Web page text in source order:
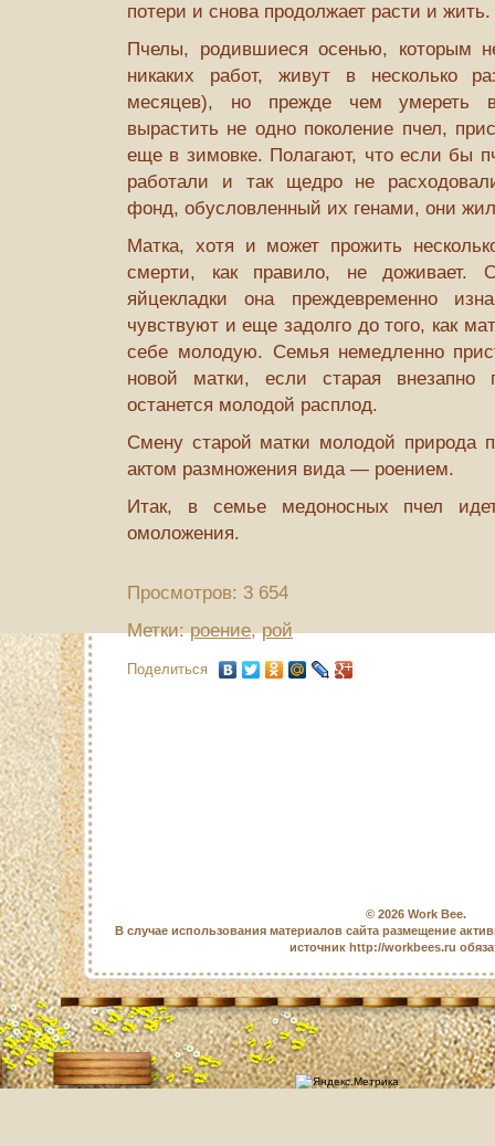
потери и снова продолжает расти и жить.
Пчелы, родившиеся осенью, которым
никаких работ, живут в несколько
месяцев), но прежде чем умереть
вырастить не одно поколение пчел,
еще в зимовке. Полагают, что если бы
работали и так щедро не
фонд, обусловленный их генами, они
Матка, хотя и может прожить
смерти, как правило, не доживает.
яйцекладки она преждевременно
чувствуют и еще задолго до того, как
себе молодую. Семья немедленно
новой матки, если старая внезапно
останется молодой расплод.
Смену старой матки молодой природа
актом размножения вида — роением.
Итак, в семье медоносных пчел
омоложения.
Просмотров: 3 654
Метки:роение,рой
Поделиться
© 2026 Work Bee.
В случае использования материалов сайта размещение
источник http://workbees.ru